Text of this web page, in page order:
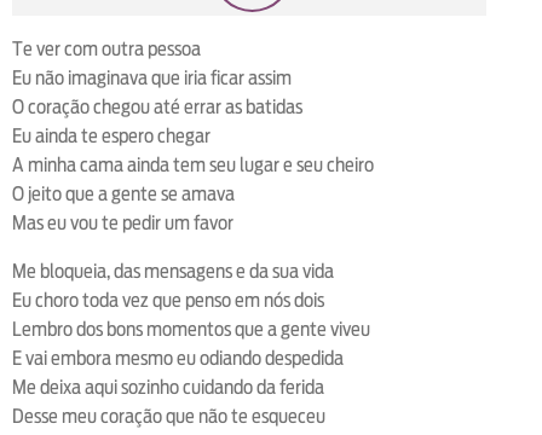
Te ver com outra pessoa
Eu não imaginava que iria ficar assim
O coração chegou até errar as batidas
Eu ainda te espero chegar
A minha cama ainda tem seu lugar e seu cheiro
O jeito que a gente se amava
Mas eu vou te pedir um favor
Me bloqueia, das mensagens e da sua vida
Eu choro toda vez que penso em nós dois
Lembro dos bons momentos que a gente viveu
E vai embora mesmo eu odiando despedida
Me deixa aqui sozinho cuidando da ferida
Desse meu coração que não te esqueceu